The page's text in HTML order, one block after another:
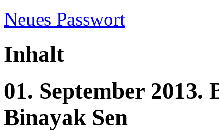
Neues Passwort
Inhalt
01. September 2013.
Binayak Sen